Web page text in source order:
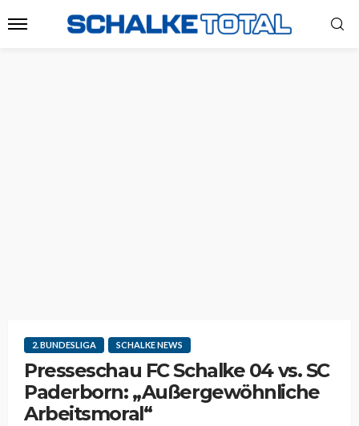
2. BUNDESLIGA SCHALKE NEWS
Presseschau FC Schalke 04 vs. SC
Paderborn: „Außergewöhnliche
Arbeitsmoral“